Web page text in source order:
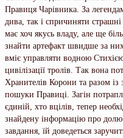
Правиця Чарівника. За
дива, так і спричиняти
має хоч якусь владу, але ще
знайти артефакт швидше за
вміє управляти водною
цивілізації тролів. Так вона
Хранителів Корони та разом із
пошуки Правиці. Загін
єдиній, хто вцілів, тепер
знайдену інформацію про
завдання, їй доведеться